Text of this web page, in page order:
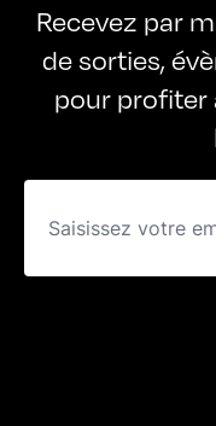
Recevez par
de sorties,
pour profiter